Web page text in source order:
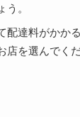
う。
配達料がかか
店を選んでくだ